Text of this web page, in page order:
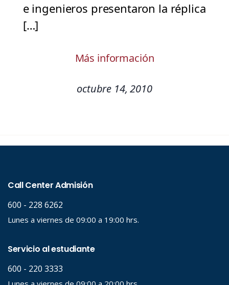
e ingenieros presentaron la réplica
[…]
Más información
octubre 14, 2010